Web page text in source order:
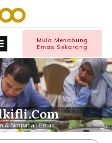
Mula Menabung
Emas Sekarang
& Simpanan Emas